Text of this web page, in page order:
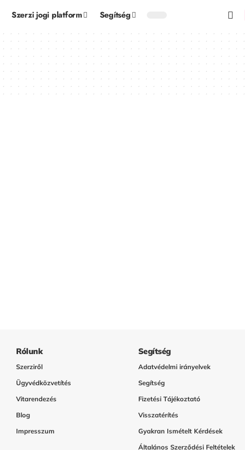
Szerzi jogi platform Segítség
Rólunk
Szerziről
Ügyvédközvetítés
Vitarendezés
Blog
Impresszum
Segítség
Adatvédelmi irányelvek
Segítség
Fizetési Tájékoztató
Visszatérítés
Gyakran Ismételt Kérdések
Általános Szerződési Feltételek